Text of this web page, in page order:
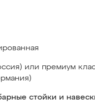
или премиум
стойки и